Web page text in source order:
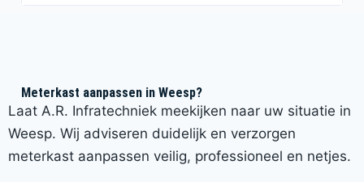
Meterkast aanpassen in Weesp?
Laat A.R. Infratechniek meekijken naar uw situatie in
Weesp. Wij adviseren duidelijk en verzorgen
meterkast aanpassen veilig, professioneel en netjes.